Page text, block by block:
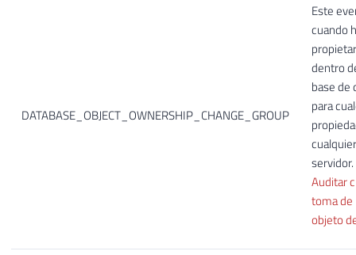
DATABASE_OBJECT_OWNERSHIP_CHANGE_GROUP
Este
cuando
dentro
base de
para
Auditar
toma de
objeto